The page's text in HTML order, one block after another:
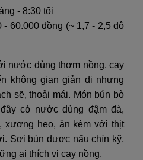
- 8:30 tối
- 60.000 đồng (~ 1,7 - 2,5 đô
nước dùng thơm nồng, cay
không gian giản dị nhưng
sẽ, thoải mái. Món bún bò
có nước dùng đậm đà,
heo, ăn kèm với thịt
Sợi bún được nấu chín kỹ,
ai thích vị cay nồng.